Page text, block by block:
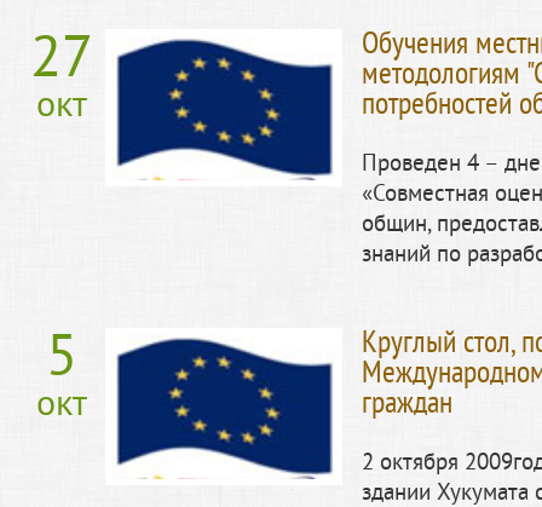
27
окт
Обучения
методологиям
потребностей
Проведен 4 –
«Совместная
общин,
знаний по
5
окт
Круглый стол,
граждан
2 октября
здании Хукумата